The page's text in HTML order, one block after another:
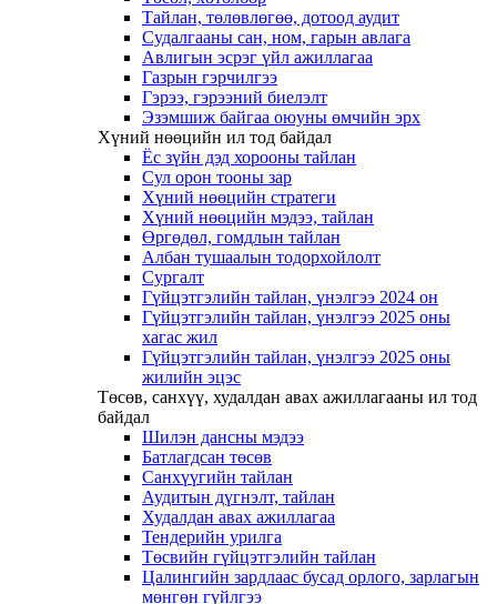
Тайлан, төлөвлөгөө, дотоод аудит
Судалгааны сан, ном, гарын авлага
Авлигын эсрэг үйл ажиллагаа
Газрын гэрчилгээ
Гэрээ, гэрээний биелэлт
Эзэмшиж байгаа оюуны өмчийн эрх
Хүний нөөцийн ил тод байдал
Ёс зүйн дэд хорооны тайлан
Сул орон тооны зар
Хүний нөөцийн стратеги
Хүний нөөцийн мэдээ, тайлан
Өргөдөл, гомдлын тайлан
Албан тушаалын тодорхойлолт
Сургалт
Гүйцэтгэлийн тайлан, үнэлгээ 2024 он
Гүйцэтгэлийн тайлан, үнэлгээ 2025 оны
хагас жил
Гүйцэтгэлийн тайлан, үнэлгээ 2025 оны
жилийн эцэс
Төсөв, санхүү, худалдан авах ажиллагааны ил тод
байдал
Шилэн дансны мэдээ
Батлагдсан төсөв
Санхүүгийн тайлан
Аудитын дүгнэлт, тайлан
Худалдан авах ажиллагаа
Тендерийн урилга
Төсвийн гүйцэтгэлийн тайлан
Цалингийн зардлаас бусад орлого, зарлагын
мөнгөн гүйлгээ